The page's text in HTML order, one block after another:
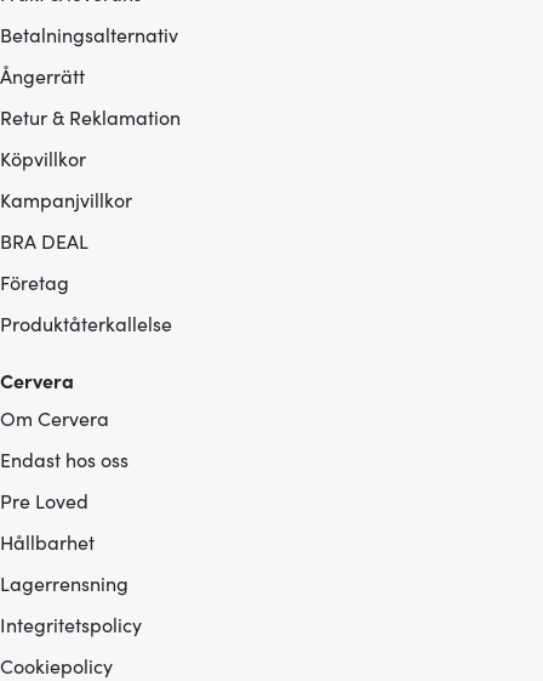
Betalningsalternativ
Ångerrätt
Retur & Reklamation
Köpvillkor
Kampanjvillkor
BRA DEAL
Företag
Produktåterkallelse
Cervera
Om Cervera
Endast hos oss
Pre Loved
Hållbarhet
Lagerrensning
Integritetspolicy
Cookiepolicy